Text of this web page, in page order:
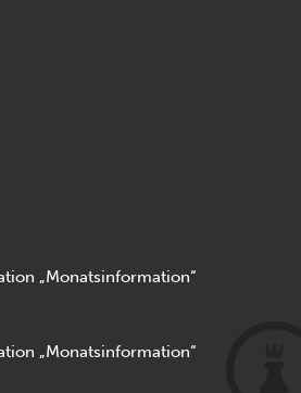
„Monatsinformation“
„Monatsinformation“